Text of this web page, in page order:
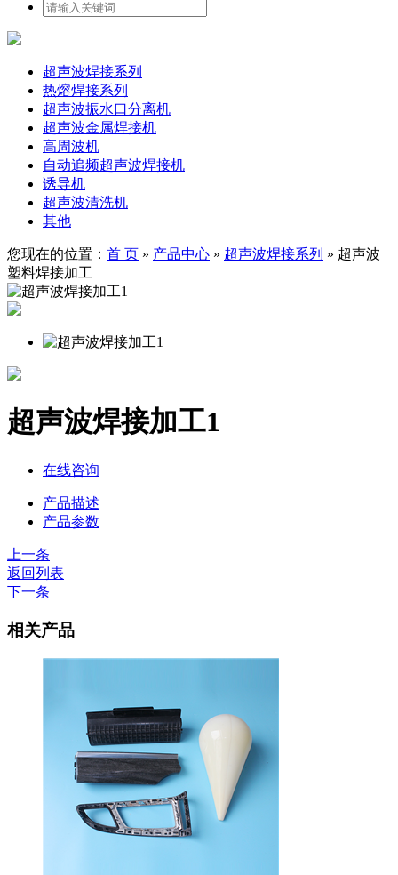
超声波焊接系列
热熔焊接系列
超声波振水口分离机
超声波金属焊接机
高周波机
自动追频超声波焊接机
诱导机
超声波清洗机
其他
您现在的位置： 首 页 » 产品中心 » 超声波焊接系列 » 超声波
塑料焊接加工
超声波焊接加工1
在线咨询
产品描述
产品参数
上一条
返回列表
下一条
相关产品